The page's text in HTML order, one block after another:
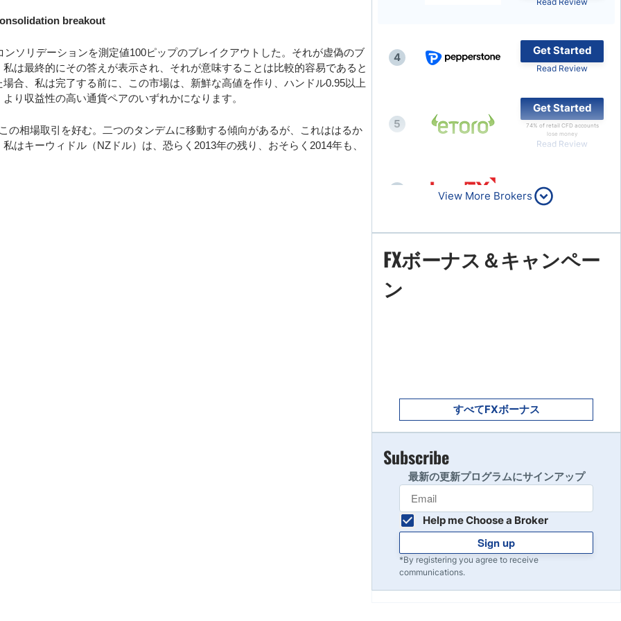
breakout
ソリデーションを測定値100ピップのブレイクアウトした。それが虚偽のブ
は最終的にその答えが表示され、それが意味することは比較的容易であると
合、私は完了する前に、この市場は、新鮮な高値を作り、ハンドル0.95以上
り収益性の高い通貨ペアのいずれかになります。
の相場取引を好む。二つのタンデムに移動する傾向があるが、これははるか
はキーウィドル（NZドル）は、恐らく2013年の残り、おそらく2014年も、
4
Get Started
Read Review
5
Get Started
74% of retail CFD accounts
lose money
Read Review
Read Review
7 Read Review
Read Review
10
View More Brokers
FXボーナス＆キャンペー
ン
すべてFXボーナス
Subscribe
最新の更新プログラムにサインアップ
Help me Choose a Broker
Sign up
*By registering you agree to receive
communications.